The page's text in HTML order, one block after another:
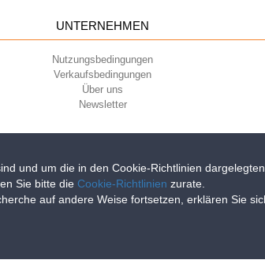
UNTERNEHMEN
Nutzungsbedingungen
Verkaufsbedingungen
Über uns
Newsletter
ITALY - Tel+39 049 9490289 -
und um die in den Cookie-Richtlinien
Sie bitte die Cookie-Richtlinien zurate.
auf andere Weise fortsetzen, erklären Sie